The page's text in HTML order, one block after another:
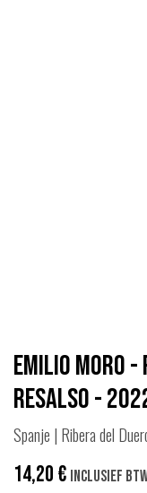
Emilio Moro -
Resalso -
Spanje | Ribera del
14,20€ Inclusief